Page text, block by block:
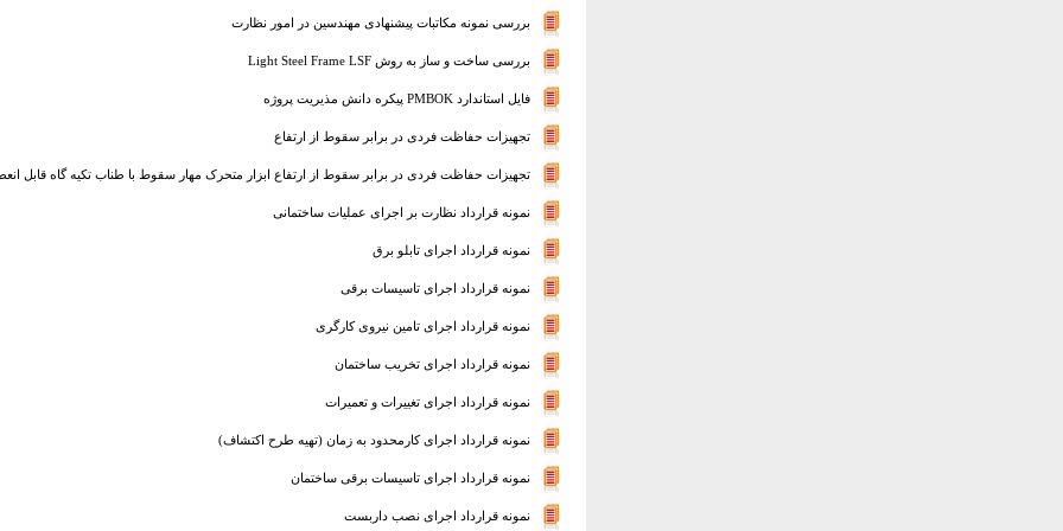
بررسی نمونه مکاتبات پیشنهادی مهندسین در امور نظارت
بررسی ساخت و ساز به روش Light Steel Frame LSF
فایل استاندارد PMBOK پیکره دانش مذیریت پروژه
تجهیزات حفاظت فردی در برابر سقوط از ارتفاع
تجهیزات حفاظت فردی در برابر سقوط از ارتفاع ابزار متحرک مهار سقوط با طناب تکیه گاه قابل
نمونه قرارداد نظارت بر اجرای عملیات ساختمانی
نمونه قرارداد اجرای تابلو برق
نمونه قرارداد اجرای تاسیسات برقی
نمونه قرارداد اجرای تامین نیروی کارگری
نمونه قرارداد اجرای تخریب ساختمان
نمونه قرارداد اجرای تغییرات و تعمیرات
نمونه قرارداد اجرای کارمحدود به زمان (تهیه طرح اکتشاف)
نمونه قرارداد اجرای تاسیسات برقی ساختمان
نمونه قرارداد اجرای نصب داربست